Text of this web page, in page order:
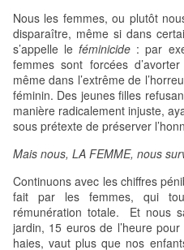
Nous les femmes, ou plutôt
disparaître, même si dans
s’appelle leféminicide : par
femmes sont forcées
même dans l’extrême de
féminin. Des jeunes filles
manière radicalement injuste,
sous prétexte de préserver
Mais nous, LA FEMME,
Continuons avec les chiffres
fait par les femmes, qui
rémunération totale. Et nous
jardin, 15 euros de l’heure
haies, vaut plus que nos